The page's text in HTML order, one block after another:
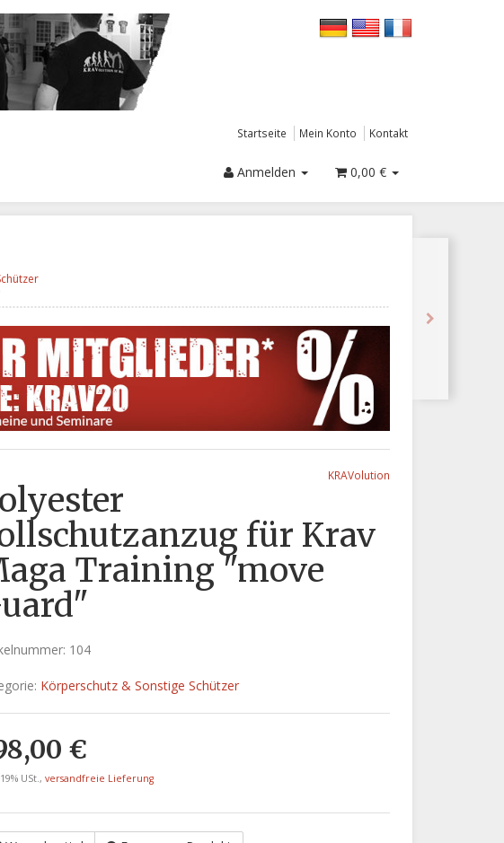
Startseite Mein Konto Kontakt
Anmelden 0,00 €
KRAVolution
für Krav
Training "move
104
Körperschutz & Sonstige Schützer
€
USt., versandfreie Lieferung